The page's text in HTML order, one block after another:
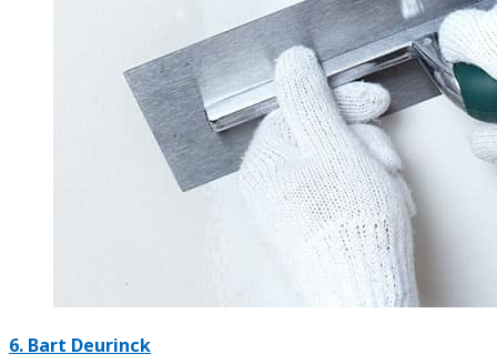
6. Bart Deurinck